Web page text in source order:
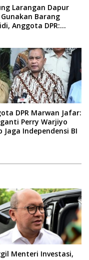
Larangan Dapur
Gunakan Barang
Anggota DPR:
DPR Marwan Jafar:
Perry Warjiyo
Jaga Independensi BI
Menteri Investasi,